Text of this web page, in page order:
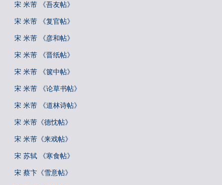
宋 米芾 《吾友帖》
宋 米芾 《复官帖》
宋 米芾 《彦和帖》
宋 米芾 《晋纸帖》
宋 米芾 《箧中帖》
宋 米芾 《论草书帖》
宋 米芾 《道林诗帖》
宋 米芾《德忱帖》
宋 米芾《来戏帖》
宋 苏轼 《寒食帖》
宋 蔡卞《雪意帖》